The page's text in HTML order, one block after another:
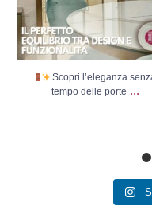
Scopri l’eleganza
tempo delle porte ...